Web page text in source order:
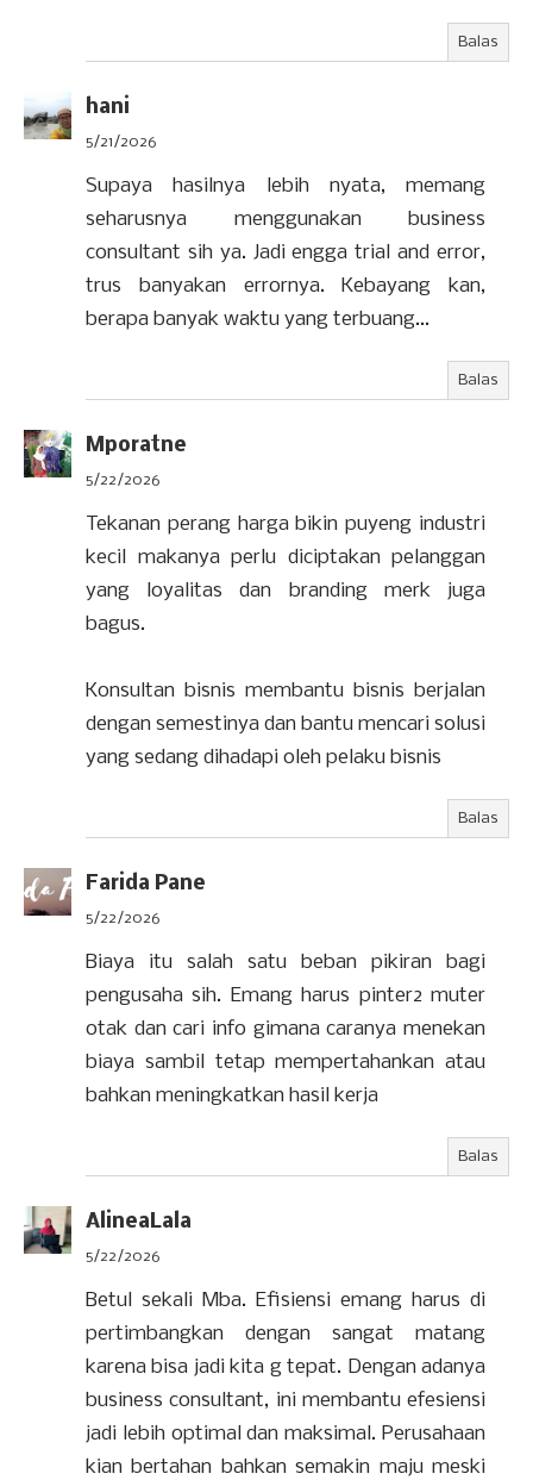
Balas
hani
5/21/2026
Supaya hasilnya lebih nyata, memang
seharusnya menggunakan business
consultant sih ya. Jadi engga trial and error,
trus banyakan errornya. Kebayang kan,
berapa banyak waktu yang terbuang...
Balas
Mporatne
5/22/2026
Tekanan perang harga bikin puyeng industri
kecil makanya perlu diciptakan pelanggan
yang loyalitas dan branding merk juga
bagus.
Konsultan bisnis membantu bisnis berjalan
dengan semestinya dan bantu mencari solusi
yang sedang dihadapi oleh pelaku bisnis
Balas
Farida Pane
5/22/2026
Biaya itu salah satu beban pikiran bagi
pengusaha sih. Emang harus pinter2 muter
otak dan cari info gimana caranya menekan
biaya sambil tetap mempertahankan atau
bahkan meningkatkan hasil kerja
Balas
AlineaLala
5/22/2026
Betul sekali Mba. Efisiensi emang harus di
pertimbangkan dengan sangat matang
karena bisa jadi kita g tepat. Dengan adanya
business consultant, ini membantu efesiensi
jadi lebih optimal dan maksimal. Perusahaan
kian bertahan bahkan semakin maju meski